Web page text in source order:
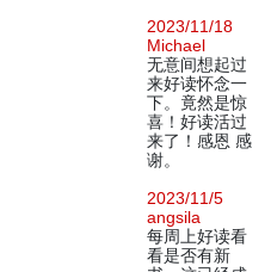
2023/11/18
Michael
无意间想起过
来好读怀念一
下。竟然是惊
喜！好读活过
来了！感恩 感
谢。
2023/11/5
angsila
每周上好读看
看是否有新